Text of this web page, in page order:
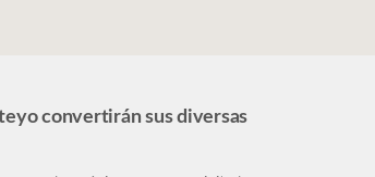
convertirán sus diversas